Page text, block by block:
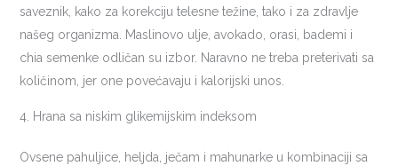
saveznik, kako za korekciju telesne težine, tako i za zdravlje
našeg organizma. Maslinovo ulje, avokado, orasi, bademi i
chia semenke odličan su izbor. Naravno ne treba preterivati sa
količinom, jer one povećavaju i kalorijski unos.
4. Hrana sa niskim glikemijskim indeksom
Ovsene pahuljice, heljda, ječam i mahunarke u kombinaciji sa